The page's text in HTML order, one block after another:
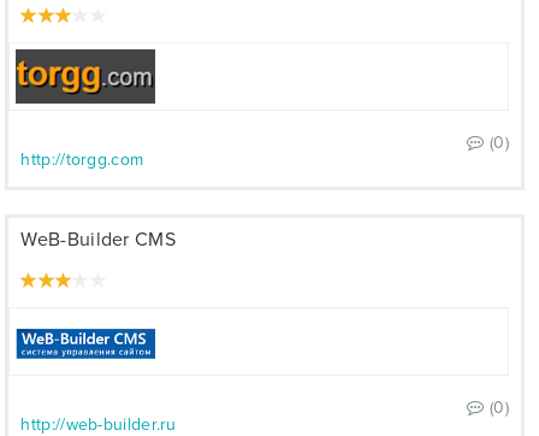
(0)
http://torgg.com
WeB-Builder CMS
(0)
http://web-builder.ru